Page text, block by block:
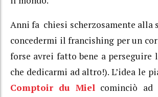
Anni fa chiesi scherzosamente alla
concedermi il francishing per un
forse avrei fatto bene a perseguire
che dedicarmi ad altro!). L’idea le
Comptoir du Mielcominciò